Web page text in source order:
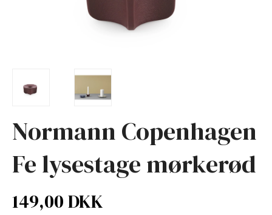
Normann Copenhagen
Fe lysestage mørkerød
149,00 DKK